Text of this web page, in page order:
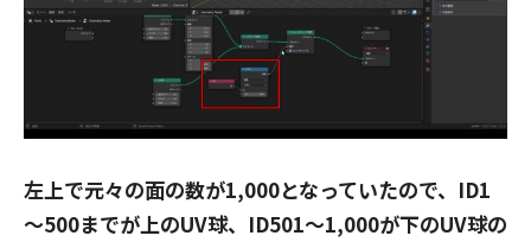
左上で元々の面の数が1,000となっていたので、ID1
～500までが上のUV球、ID501～1,000が下のUV球の